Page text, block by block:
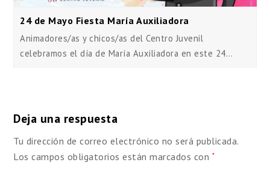
24 de Mayo Fiesta María Auxiliadora
Animadores/as y chicos/as del Centro Juvenil
celebramos el día de María Auxiliadora en este 24…
Deja una respuesta
Tu dirección de correo electrónico no será publicada.
Los campos obligatorios están marcados con *